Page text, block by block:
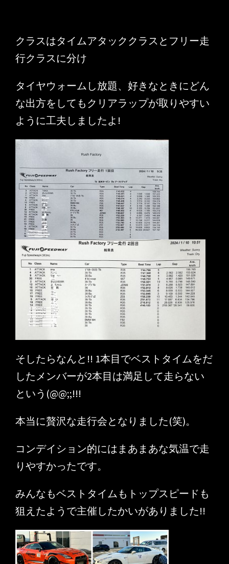
クラスはタイムアタッククラスとフリー走
行クラスに分け
タイヤウォームし放題、好きなときにどん
な出方をしてもクリアラップが取りやすい
ように工夫しましたよ!
そしたらなんと!! 1本目でベストタイムをだ
したメンバーが2本目は満足して走らない
という(@@;;!!!
本当に贅沢な走行会となりました(笑)。
コンデイション的にはまあまあな気温で走
りやすかったです。
みんなもベストタイムもトップスピードも
狙えたようで主催したかいがありました!!